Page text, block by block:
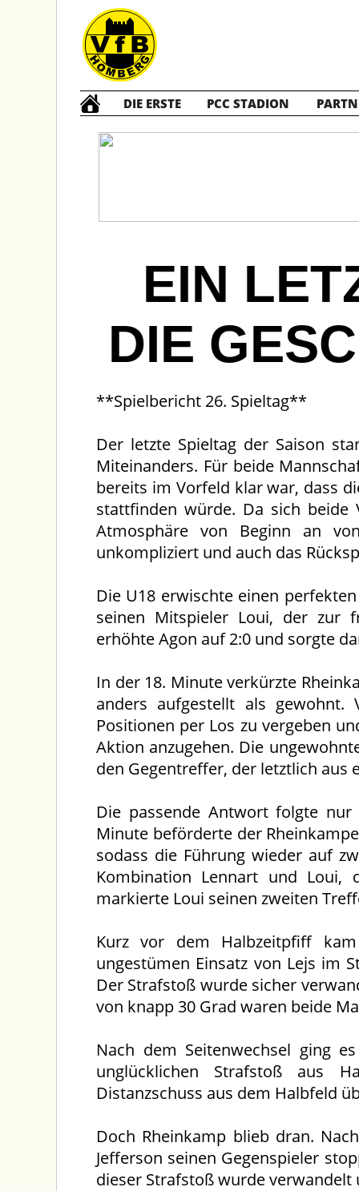
DIE ERSTE PCC STADION
EIN
DIE
**Spielbericht 26. Spieltag**
Der letzte Spieltag der Saison
Miteinanders. Für beide
bereits im Vorfeld klar war, dass
stattfinden würde. Da sich beide
Atmosphäre von Beginn an
unkompliziert und auch das
Die U18 erwischte einen
seinen Mitspieler Loui, der zur
erhöhte Agon auf 2:0 und sorgte
In der 18. Minute verkürzte
anders aufgestellt als gewohnt.
Positionen per Los zu vergeben
Aktion anzugehen. Die
den Gegentreffer, der letztlich
Die passende Antwort folgte
Minute beförderte der
sodass die Führung wieder auf
Kombination Lennart und Loui,
markierte Loui seinen zweiten
Kurz vor dem Halbzeitpfiff
ungestümen Einsatz von Lejs im
Der Strafstoß wurde sicher
von knapp 30 Grad waren beide
Nach dem Seitenwechsel ging
unglücklichen Strafstoß aus
Distanzschuss aus dem Halbfeld
Doch Rheinkamp blieb dran.
Jefferson seinen Gegenspieler
dieser Strafstoß wurde verwandelt